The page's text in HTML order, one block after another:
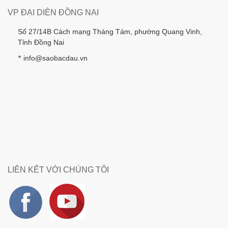
VP ĐẠI DIỆN ĐỒNG NAI
Số 27/14B Cách mạng Tháng Tám, phường Quang Vinh,
Tỉnh Đồng Nai
* info@saobacdau.vn
LIÊN KẾT VỚI CHÚNG TÔI